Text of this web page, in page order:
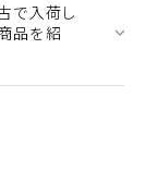
で入荷し
品を紹